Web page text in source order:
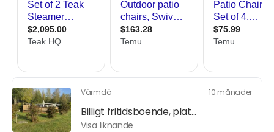
Värmdö 10 månader
Billigt fritidsboende, plat...
Visa liknande